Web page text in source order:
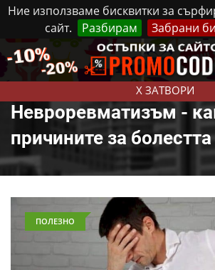
Ние използваме бисквитки за
сайт.
Разбирам Забрани
X ЗАТВОРИ
Петък, 7 Август, 2026 Реклама
Невроревматизъм -
причините за болестта
ПОЛЕЗНО